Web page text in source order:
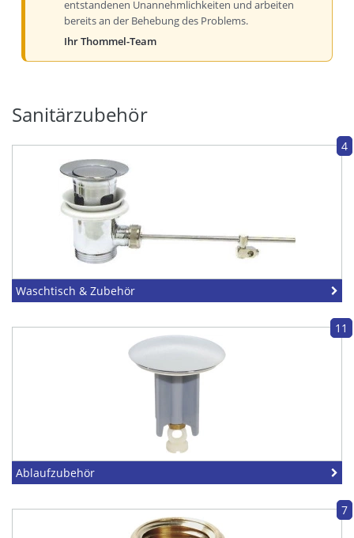
entstandenen Unannehmlichkeiten und arbeiten
bereits an der Behebung des Problems.
Ihr Thommel-Team
Sanitärzubehör
4
Waschtisch & Zubehör
11
Ablaufzubehör
7